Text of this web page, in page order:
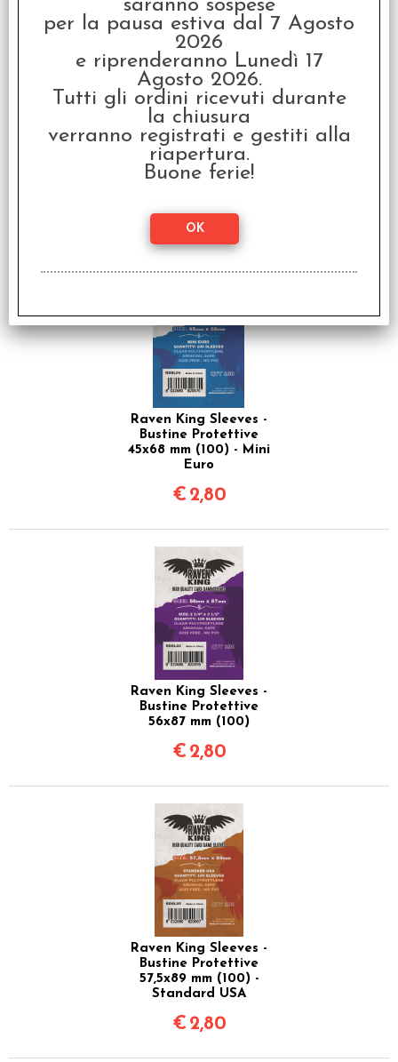
Raven King Sleeves -
Bustine Protettive
2,80
Raven King Sleeves -
Bustine Protettive
45x68 mm (100) - Mini
Euro
€ 2,80
Raven King Sleeves -
Bustine Protettive
56x87 mm (100)
€ 2,80
Raven King Sleeves -
Bustine Protettive
57,5x89 mm (100) -
Standard USA
€ 2,80
saranno sospese
per la pausa estiva dal 7 Agosto
2026
e riprenderanno Lunedì 17
Agosto 2026.
Tutti gli ordini ricevuti durante
la chiusura
verranno registrati e gestiti alla
riapertura.
Buone ferie!